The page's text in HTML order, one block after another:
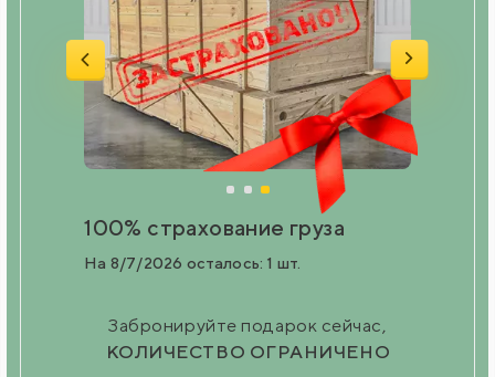
Антикапельное покрытие
На 8/7/2026 осталось: 4 шт.
Забронируйте подарок сейчас,
КОЛИЧЕСТВО ОГРАНИЧЕНО